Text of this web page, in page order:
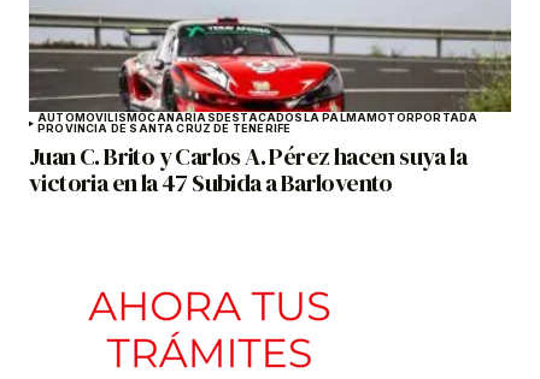
AUTOMOVILISMOCANARIASDESTACADOSLA PALMAMOTORPORTADA
PROVINCIA DE SANTA CRUZ DE TENERIFE
Juan C. Brito y Carlos A. Pérez hacen suya la
victoria en la 47 Subida a Barlovento